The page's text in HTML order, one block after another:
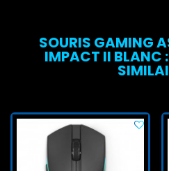
SOURIS GAMING
IMPACT II BLANC